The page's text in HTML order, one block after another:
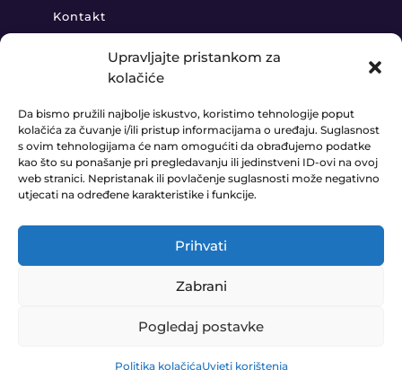
Upravljajte pristankom za
kolačiće
Da bismo pružili najbolje iskustvo, koristimo tehnologije poput
kolačića za čuvanje i/ili pristup informacijama o uređaju. Suglasnost
s ovim tehnologijama će nam omogućiti da obrađujemo podatke
kao što su ponašanje pri pregledavanju ili jedinstveni ID-ovi na ovoj
web stranici. Nepristanak ili povlačenje suglasnosti može negativno
utjecati na određene karakteristike i funkcije.
Prihvati
Zabrani
Pogledaj postavke
Politika kolačićaUvjeti korištenja
Kontakt
 +385 91 888 6406
 prodaja@ledaudio.hr
© LEDAUDIO d.o.o. 2023. Website made by